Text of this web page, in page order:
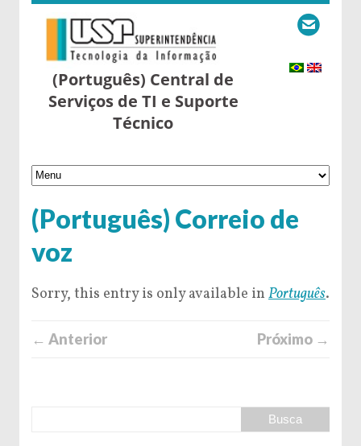
(Português) Central de
Serviços de TI e Suporte
Técnico
(Português) Correio de
voz
Sorry, this entry is only available in Português.
← Anterior Próximo →